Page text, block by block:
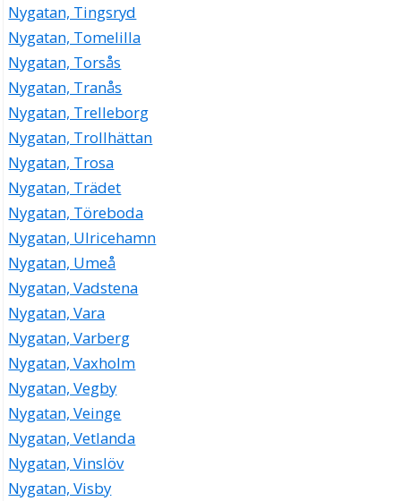
Nygatan, Tingsryd
Nygatan, Tomelilla
Nygatan, Torsås
Nygatan, Tranås
Nygatan, Trelleborg
Nygatan, Trollhättan
Nygatan, Trosa
Nygatan, Trädet
Nygatan, Töreboda
Nygatan, Ulricehamn
Nygatan, Umeå
Nygatan, Vadstena
Nygatan, Vara
Nygatan, Varberg
Nygatan, Vaxholm
Nygatan, Vegby
Nygatan, Veinge
Nygatan, Vetlanda
Nygatan, Vinslöv
Nygatan, Visby